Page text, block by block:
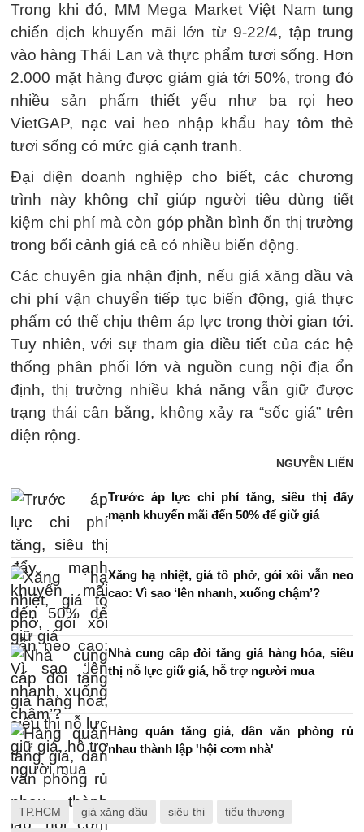
Trong khi đó, MM Mega Market Việt Nam tung
chiến dịch khuyến mãi lớn từ 9-22/4, tập trung
vào hàng Thái Lan và thực phẩm tươi sống. Hơn
2.000 mặt hàng được giảm giá tới 50%, trong đó
nhiều sản phẩm thiết yếu như ba rọi heo
VietGAP, nạc vai heo nhập khẩu hay tôm thẻ
tươi sống có mức giá cạnh tranh.
Đại diện doanh nghiệp cho biết, các chương
trình này không chỉ giúp người tiêu dùng tiết
kiệm chi phí mà còn góp phần bình ổn thị trường
trong bối cảnh giá cả có nhiều biến động.
Các chuyên gia nhận định, nếu giá xăng dầu và
chi phí vận chuyển tiếp tục biến động, giá thực
phẩm có thể chịu thêm áp lực trong thời gian tới.
Tuy nhiên, với sự tham gia điều tiết của các hệ
thống phân phối lớn và nguồn cung nội địa ổn
định, thị trường nhiều khả năng vẫn giữ được
trạng thái cân bằng, không xảy ra “sốc giá” trên
diện rộng.
NGUYỄN LIẾN
Trước áp lực chi phí tăng, siêu thị đẩy
mạnh khuyến mãi đến 50% để giữ giá
Xăng hạ nhiệt, giá tô phở, gói xôi vẫn neo
cao: Vì sao ‘lên nhanh, xuống chậm’?
Nhà cung cấp đòi tăng giá hàng hóa, siêu
thị nỗ lực giữ giá, hỗ trợ người mua
Hàng quán tăng giá, dân văn phòng rủ
nhau thành lập 'hội cơm nhà'
TP.HCM giá xăng dầu siêu thị tiểu thương